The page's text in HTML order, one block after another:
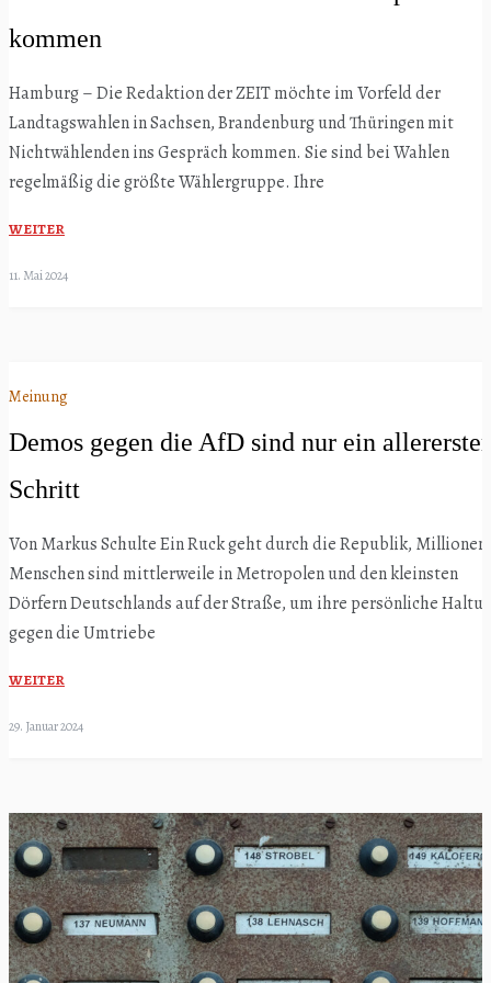
kommen
Hamburg – Die Redaktion der ZEIT möchte im Vorfeld der
Landtagswahlen in Sachsen, Brandenburg und Thüringen mit
Nichtwählenden ins Gespräch kommen. Sie sind bei Wahlen
regelmäßig die größte Wählergruppe. Ihre
WEITER
11. Mai 2024
Meinung
Demos gegen die AfD sind nur ein allererster
Schritt
Von Markus Schulte Ein Ruck geht durch die Republik, Millionen
Menschen sind mittlerweile in Metropolen und den kleinsten
Dörfern Deutschlands auf der Straße, um ihre persönliche
gegen die Umtriebe
WEITER
29. Januar 2024